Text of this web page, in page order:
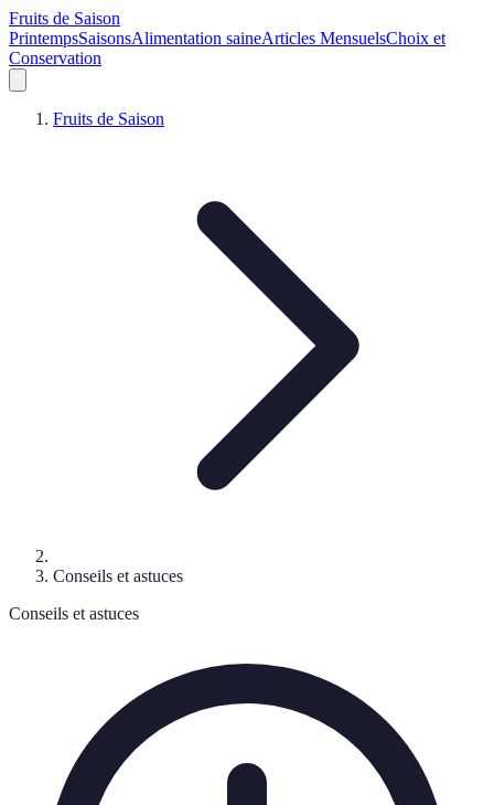
Fruits de Saison
PrintempsSaisonsAlimentation saineArticles MensuelsChoix et
Conservation
Fruits de Saison
Conseils et astuces
Conseils et astuces